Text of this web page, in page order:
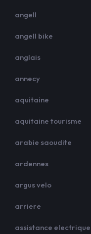
angell
angell bike
anglais
annecy
aquitaine
aquitaine tourisme
arabie saoudite
ardennes
argus velo
arriere
assistance electrique